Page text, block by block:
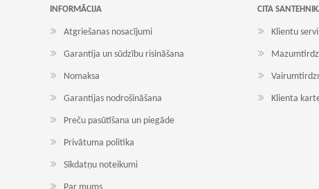
INFORMĀCIJA
Atgriešanas nosacījumi
Garantija un sūdzību risināšana
Nomaksa
Garantijas nodrošināšana
Preču pasūtīšana un piegāde
Privātuma politika
Sīkdatņu noteikumi
CITA
Klientu
Klienta